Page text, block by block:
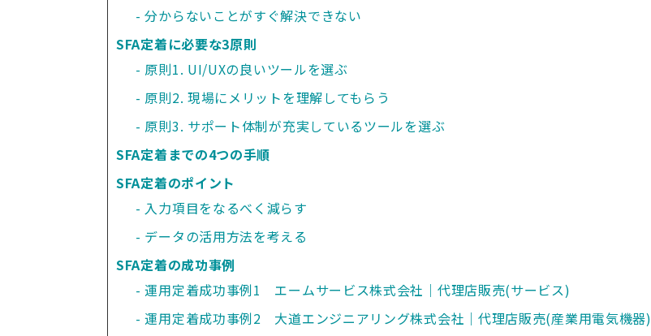
分からないことがすぐ解決できない
SFA定着に必要な3原則
原則1. UI/UXの良いツールを選ぶ
原則2. 現場にメリットを理解してもらう
原則3. サポート体制が充実しているツールを選ぶ
SFA定着までの4つの手順
SFA定着のポイント
入力項目をなるべく減らす
データの活用方法を考える
SFA定着の成功事例
運用定着成功事例1　エームサービス株式会社｜代理店販売(サービス)
運用定着成功事例2　大道エンジニアリング株式会社｜代理店販売(産業用電気機器)